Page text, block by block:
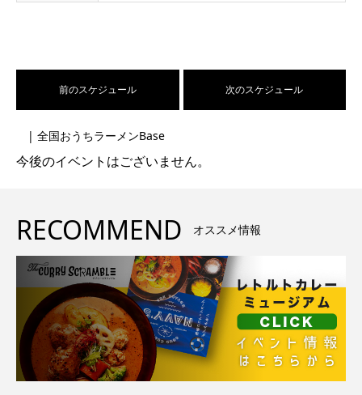
前のスケジュール 次のスケジュール
| 全国おうちラーメンBase
今後のイベントはございません。
RECOMMEND オススメ情報